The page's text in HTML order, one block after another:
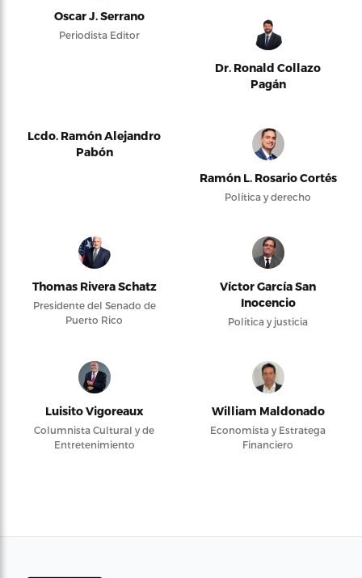
Oscar J. Serrano
Periodista Editor
Dr. Ronald Collazo
Pagán
Lcdo. Ramón Alejandro
Pabón
Ramón L. Rosario Cortés
Política y derecho
Thomas Rivera Schatz
Presidente del Senado de
Puerto Rico
Víctor García San
Inocencio
Política y justicia
Luisito Vigoreaux
Columnista Cultural y de
Entretenimiento
William Maldonado
Economista y Estratega
Financiero